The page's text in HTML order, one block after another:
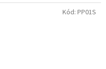
Kód: PP01S